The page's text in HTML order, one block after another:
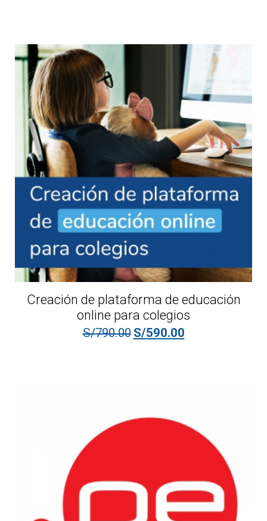
Creación de plataforma de educación
online para colegios
S/790.00 El precio original era: S/
S/590.00El precio actual